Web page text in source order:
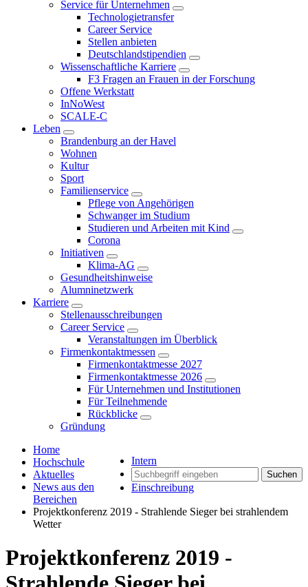
Service für Unternehmen
Technologietransfer
Career Service
Stellen anbieten
Deutschlandstipendien
Wissenschaftliche Karriere
F3 Fragen an Frauen in der Forschung
Offene Werkstatt
InNoWest
SCALE-C
Leben
Brandenburg an der Havel
Wohnen
Kultur
Sport
Familienservice
Pflege von Angehörigen
Schwanger im Studium
Studieren und Arbeiten mit Kind
Corona
Initiativen
Klima-AG
Gesundheitshinweise
Alumninetzwerk
Karriere
Stellenausschreibungen
Career Service
Veranstaltungen im Überblick
Firmenkontaktmessen
Firmenkontaktmesse 2027
Firmenkontaktmesse 2026
Für Unternehmen und Institutionen
Für Teilnehmende
Rückblicke
Gründung
Intern
Suchen
Einschreibung
Home
Hochschule
Aktuelles
News aus den
Bereichen
Projektkonferenz 2019 - Strahlende Sieger bei strahlendem
Wetter
Projektkonferenz 2019 -